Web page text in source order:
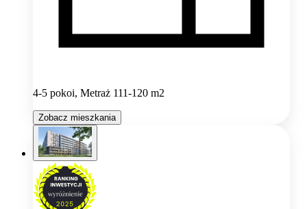
4-5 pokoi, Metraż 111-120 m2
Zobacz mieszkania